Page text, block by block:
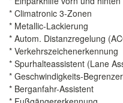
* Climatronic 3-Zonen
* Metallic-Lackierung
* Autom. Distanzregelung
* Verkehrszeichenerkennung
* Spurhalteassistent (Lane
* Geschwindigkeits-
* Berganfahr-Assistent